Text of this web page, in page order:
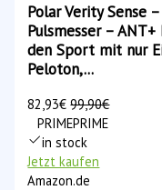
Polar Verity Sense
Pulsmesser –
den Sport mit nur
Peloton,...
82,93€99,90€
PRIMEPRIME
in stock
Jetzt kaufen
Amazon.de